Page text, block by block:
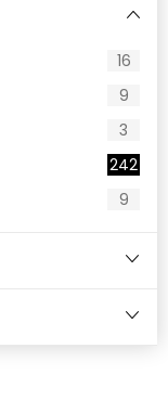
16
9
3
242
9